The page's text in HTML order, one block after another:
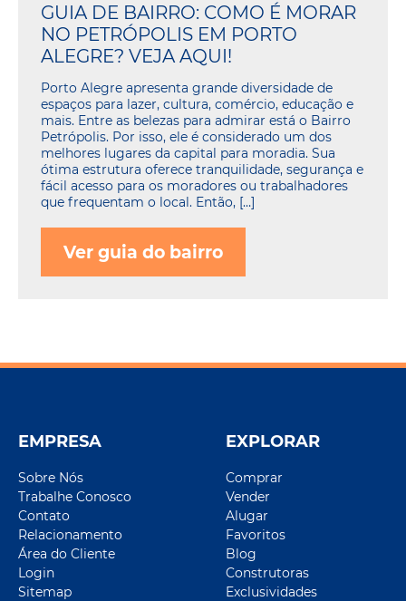
GUIA DE BAIRRO: COMO É MORAR
NO PETRÓPOLIS EM PORTO
ALEGRE? VEJA AQUI!
Porto Alegre apresenta grande diversidade de
espaços para lazer, cultura, comércio, educação e
mais. Entre as belezas para admirar está o Bairro
Petrópolis. Por isso, ele é considerado um dos
melhores lugares da capital para moradia. Sua
ótima estrutura oferece tranquilidade, segurança e
fácil acesso para os moradores ou trabalhadores
que frequentam o local. Então, […]
Ver guia do bairro
EMPRESA
Sobre Nós
Trabalhe Conosco
Contato
Relacionamento
Área do Cliente
Login
Sitemap
EXPLORAR
Comprar
Vender
Alugar
Favoritos
Blog
Construtoras
Exclusividades